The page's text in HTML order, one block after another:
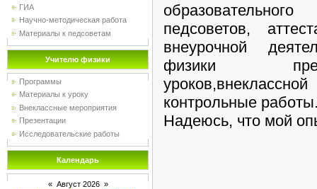
ГИА
Научно-методическая работа
Материалы к педсоветам
Учителю физики
Программы
Материалы к уроку
Внеклассные мероприятия
Презентации
Исследовательские работы
Календарь
« Август 2026 »
педсоветов,
внеурочной
физики
контрольные
Надеюсь, что мой